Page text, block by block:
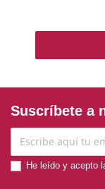
Suscríbete a
He leído y acepto